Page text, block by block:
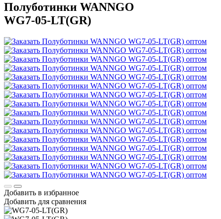
Полуботинки WANNGO
WG7‑05‑LT(GR)
Добавить в избранное
Добавить для сравнения